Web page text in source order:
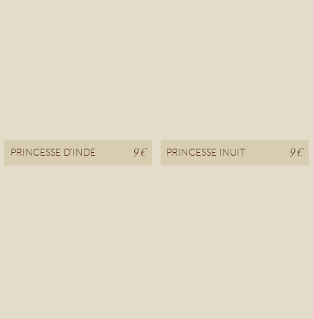
PRINCESSE D'INDE 9 € PRINCESSE INUIT 9 €